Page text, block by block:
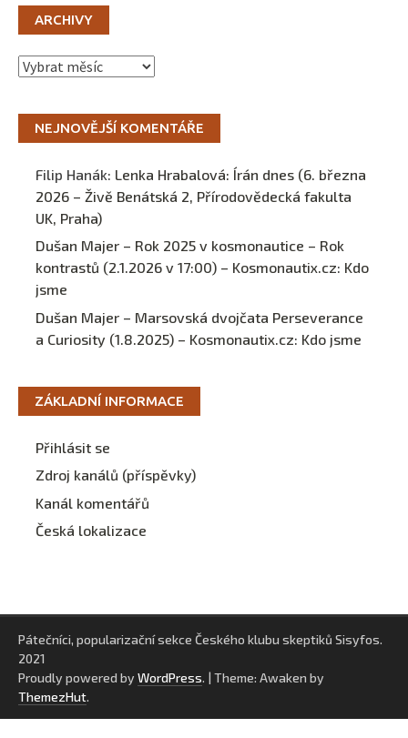
ARCHIVY
Archivy
NEJNOVĚJŠÍ KOMENTÁŘE
Filip Hanák: Lenka Hrabalová: Írán dnes (6. března
2026 – Živě Benátská 2, Přírodovědecká fakulta
UK, Praha)
Dušan Majer – Rok 2025 v kosmonautice – Rok
kontrastů (2.1.2026 v 17:00) – Kosmonautix.cz: Kdo
jsme
Dušan Majer – Marsovská dvojčata Perseverance
a Curiosity (1.8.2025) – Kosmonautix.cz: Kdo jsme
ZÁKLADNÍ INFORMACE
Přihlásit se
Zdroj kanálů (příspěvky)
Kanál komentářů
Česká lokalizace
Pátečníci, popularizační sekce Českého klubu skeptiků Sisyfos.
2021
Proudly powered by WordPress. | Theme: Awaken by
ThemezHut.